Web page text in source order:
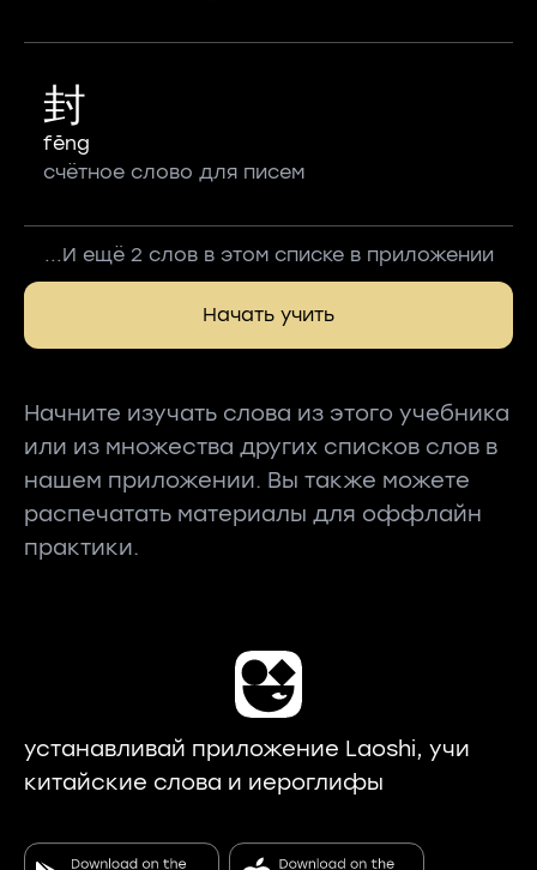
封
fēng
счётное слово для писем
...И ещё 2 слов в этом списке в приложении
Начать учить
Начните изучать слова из этого учебника
или из множества других списков слов в
нашем приложении. Вы также можете
распечатать материалы для оффлайн
практики.
устанавливай приложение Laoshi, учи
китайские слова и иероглифы